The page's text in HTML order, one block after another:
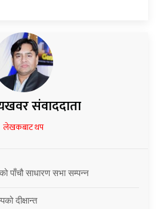
संवाददाता
लेखकबाट थप
पाँचौ साधारण सभा सम्पन्न
दीक्षान्त